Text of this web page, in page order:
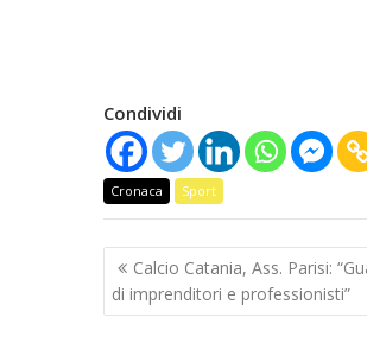
Condividi
Cronaca Sport
Navigazione
articoli
Calcio Catania, Ass. Parisi:
di imprenditori e professionisti”